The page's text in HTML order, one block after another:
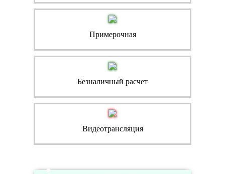
Примерочная
Безналичный расчет
Видеотрансляция